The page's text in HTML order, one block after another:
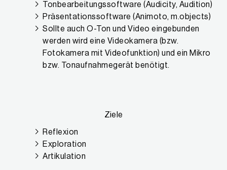
Tonbearbeitungssoftware (Audicity, Audition)
Präsentationssoftware (Animoto, m.objects)
Sollte auch O-Ton und Video eingebunden
werden wird eine Videokamera (bzw.
Fotokamera mit Videofunktion) und ein Mikro
bzw. Tonaufnahmegerät benötigt.
Ziele
Reflexion
Exploration
Artikulation